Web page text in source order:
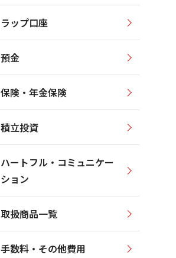
ラップ口座
預金
保険・年金保険
積立投資
ハートフル・コミュニケー
ション
取扱商品一覧
手数料・その他費用